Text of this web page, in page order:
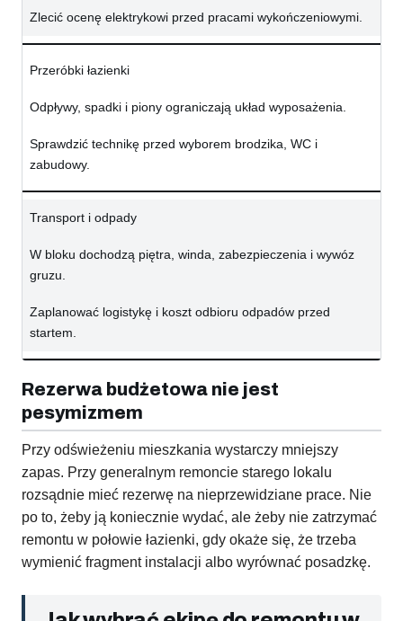
Zlecić ocenę elektrykowi przed pracami wykończeniowymi.
Przeróbki łazienki
Odpływy, spadki i piony ograniczają układ wyposażenia.
Sprawdzić technikę przed wyborem brodzika, WC i
zabudowy.
Transport i odpady
W bloku dochodzą piętra, winda, zabezpieczenia i wywóz
gruzu.
Zaplanować logistykę i koszt odbioru odpadów przed
startem.
Rezerwa budżetowa nie jest
pesymizmem
Przy odświeżeniu mieszkania wystarczy mniejszy
zapas. Przy generalnym remoncie starego lokalu
rozsądnie mieć rezerwę na nieprzewidziane prace. Nie
po to, żeby ją koniecznie wydać, ale żeby nie zatrzymać
remontu w połowie łazienki, gdy okaże się, że trzeba
wymienić fragment instalacji albo wyrównać posadzkę.